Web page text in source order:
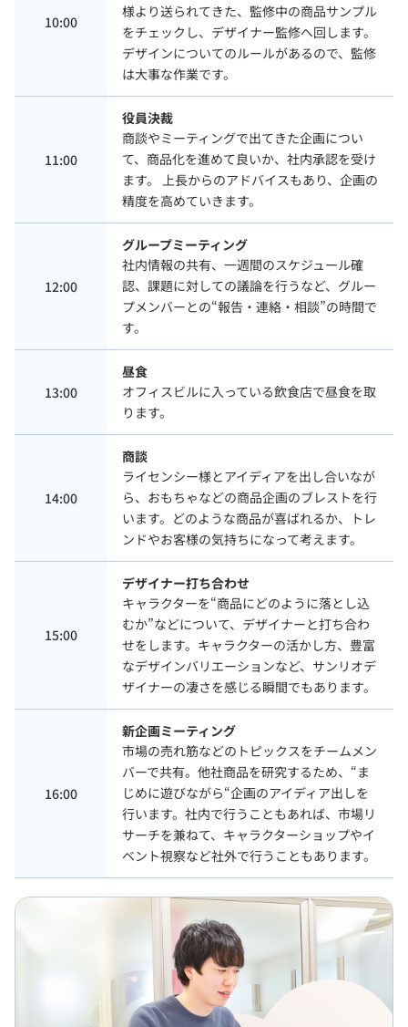
10:00
様より送られてきた、監修中の商品サンプル
をチェックし、デザイナー監修へ回します。
デザインについてのルールがあるので、監修
は大事な作業です。
11:00
役員決裁
商談やミーティングで出てきた企画につい
て、商品化を進めて良いか、社内承認を受け
ます。 上長からのアドバイスもあり、企画の
精度を高めていきます。
12:00
グループミーティング
社内情報の共有、一週間のスケジュール確
認、課題に対しての議論を行うなど、グルー
プメンバーとの“報告・連絡・相談”の時間で
す。
13:00
昼食
オフィスビルに入っている飲食店で昼食を取
ります。
14:00
商談
ライセンシー様とアイディアを出し合いなが
ら、おもちゃなどの商品企画のブレストを行
います。どのような商品が喜ばれるか、トレ
ンドやお客様の気持ちになって考えます。
15:00
デザイナー打ち合わせ
キャラクターを“商品にどのように落とし込
むか”などについて、デザイナーと打ち合わ
せをします。キャラクターの活かし方、豊富
なデザインバリエーションなど、サンリオデ
ザイナーの凄さを感じる瞬間でもあります。
16:00
新企画ミーティング
市場の売れ筋などのトピックスをチームメン
バーで共有。他社商品を研究するため、“ま
じめに遊びながら“企画のアイディア出しを
行います。社内で行うこともあれば、市場リ
サーチを兼ねて、キャラクターショップやイ
ベント視察など社外で行うこともあります。